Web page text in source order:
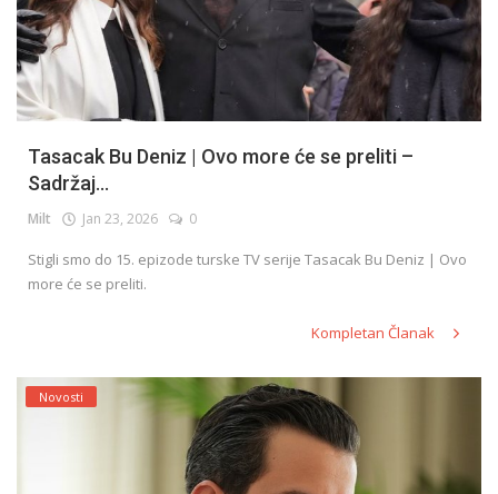
Tasacak Bu Deniz | Ovo more će se preliti –
Sadržaj...
Milt Jan 23, 2026 0
Stigli smo do 15. epizode turske TV serije Tasacak Bu Deniz | Ovo
more će se preliti.
Kompletan Članak
Novosti